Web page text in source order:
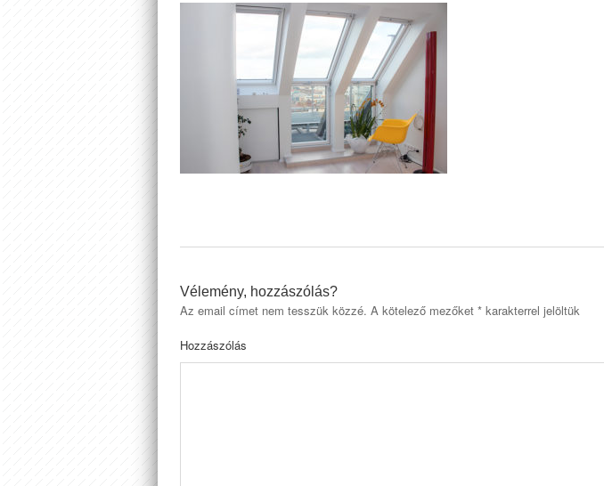
Vélemény, hozzászólás?
Az email címet nem tesszük közzé. A kötelező mezőket * karakterrel jelöltük
Hozzászólás